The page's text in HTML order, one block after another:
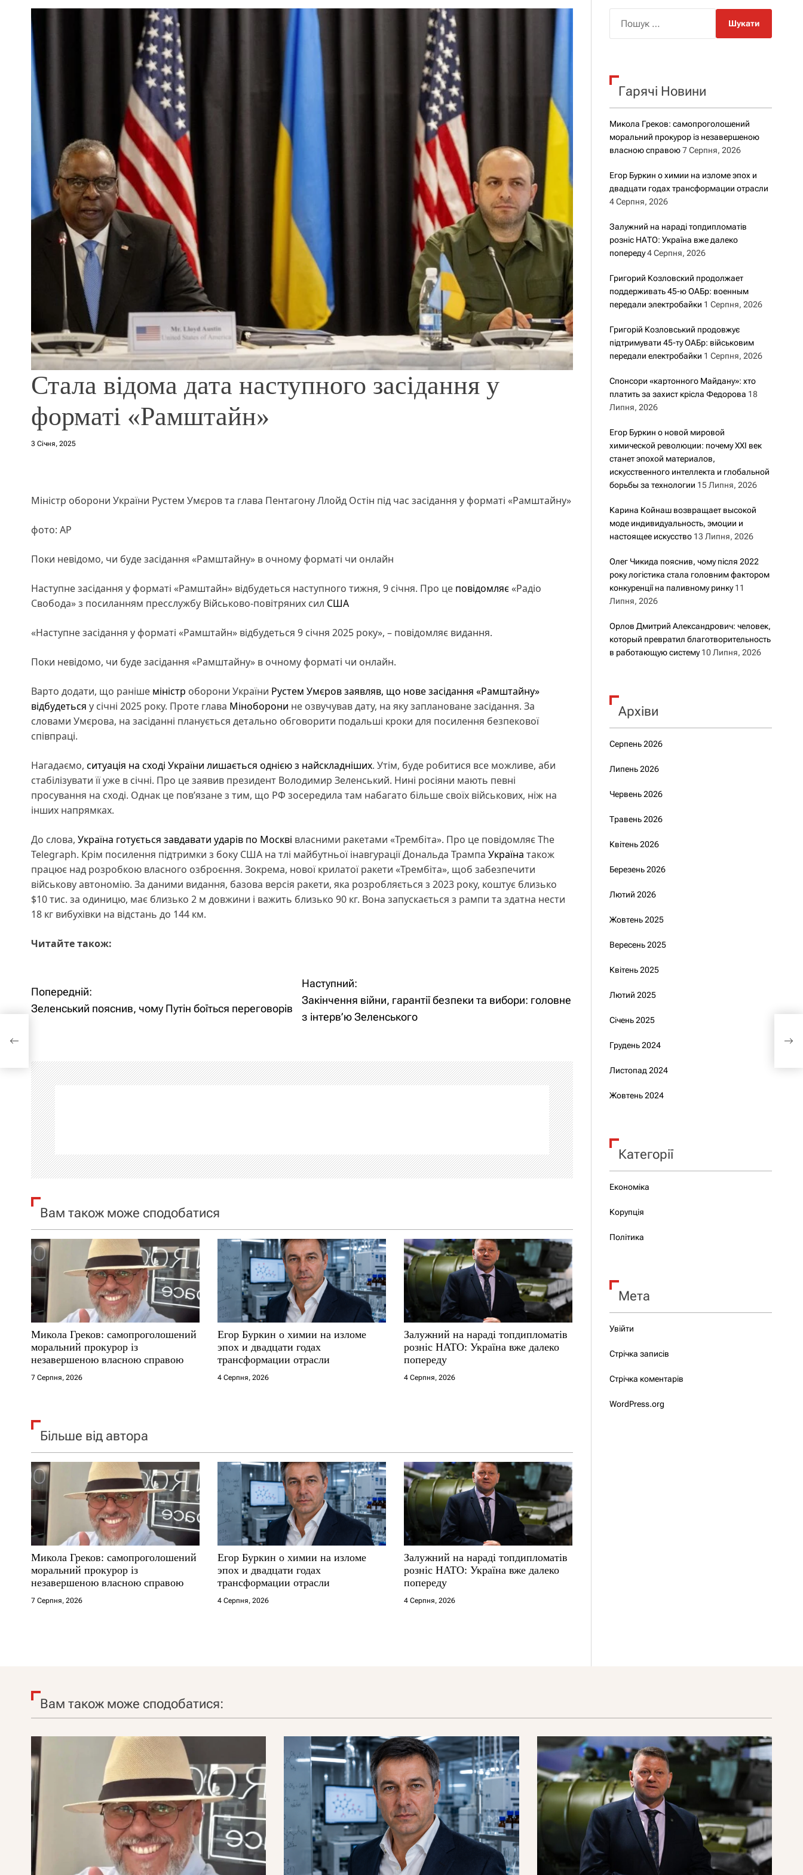
о
у
Стала відома дата наступного засідання у
форматі «Рамштайн»
3 Січня, 2025
Міністр оборони України Рустем Умєров та глава Пентагону Ллойд Остін під час засідання у форматі «Рамштайну»
фото: АР
Поки невідомо, чи буде засідання «Рамштайну» в очному форматі чи онлайн
Наступне засідання у форматі «Рамштайн» відбудеться наступного тижня, 9 січня. Про це повідомляє«Радіо
Свобода» з посиланням пресслужбу Військово-повітряних сил США
«Наступне засідання у форматі «Рамштайн» відбудеться 9 січня 2025 року», – повідомляє видання.
Поки невідомо, чи буде засідання «Рамштайну» в очному форматі чи онлайн.
Варто додати, що раніше міністр оборони України Рустем Умєров заявляв, що нове засідання «Рамштайну»
відбудеться у січні 2025 року. Проте глава Міноборони не озвучував дату, на яку заплановане засідання. За
словами Умєрова, на засіданні планується детально обговорити подальші кроки для посилення безпекової
співпраці.
Нагадаємо, ситуація на сході України лишається однією з найскладніших. Утім, буде робитися все можливе, аби
стабілізувати її уже в січні. Про це заявив президент Володимир Зеленський. Нині росіяни мають певні
просування на сході. Однак це пов’язане з тим, що РФ зосередила там набагато більше своїх військових, ніж на
інших напрямках.
До слова, Україна готується завдавати ударів по Москві власними ракетами «Трембіта». Про це повідомляє The
Telegraph. Крім посилення підтримки з боку США на тлі майбутньої інавгурації Дональда Трампа Україна також
працює над розробкою власного озброєння. Зокрема, нової крилатої ракети «Трембіта», щоб забезпечити
військову автономію. За даними видання, базова версія ракети, яка розробляється з 2023 року, коштує близько
$10 тис. за одиницю, має близько 2 м довжини і важить близько 90 кг. Вона запускається з рампи та здатна нести
18 кг вибухівки на відстань до 144 км.
Читайте також:
Н
а
і
г
а
ц
і
я
а
п
и
с
і
в
Попередній:
Зеленський пояснив, чому Путін боїться переговорів
Наступний:
Закінчення війни, гарантії безпеки та вибори: головне
з інтерв’ю Зеленського
Вам також може сподобатися
Микола Греков: самопроголошений
моральний прокурор із
незавершеною власною справою
7 Серпня, 2026
Егор Буркин о химии на изломе
эпох и двадцати годах
трансформации отрасли
4 Серпня, 2026
Залужний на нараді топдипломатів
розніс НАТО: Україна вже далеко
попереду
4 Серпня, 2026
Більше від автора
Микола Греков: самопроголошений
моральний прокурор із
незавершеною власною справою
7 Серпня, 2026
Егор Буркин о химии на изломе
эпох и двадцати годах
трансформации отрасли
4 Серпня, 2026
Залужний на нараді топдипломатів
розніс НАТО: Україна вже далеко
попереду
4 Серпня, 2026
к
Гарячі Новини
Микола Греков: самопроголошений
моральний прокурор із незавершеною
власною справою 7 Серпня, 2026
Егор Буркин о химии на изломе эпох и
двадцати годах трансформации отрасли
4 Серпня, 2026
Залужний на нараді топдипломатів
розніс НАТО: Україна вже далеко
попереду 4 Серпня, 2026
Григорий Козловский продолжает
поддерживать 45-ю ОАБр: военным
передали электробайки 1 Серпня, 2026
Григорій Козловський продовжує
підтримувати 45-ту ОАБр: військовим
передали електробайки 1 Серпня, 2026
Спонсори «картонного Майдану»: хто
платить за захист крісла Федорова 18
Липня, 2026
Егор Буркин о новой мировой
химической революции: почему XXI век
станет эпохой материалов,
искусственного интеллекта и глобальной
борьбы за технологии 15 Липня, 2026
Карина Койнаш возвращает высокой
моде индивидуальность, эмоции и
настоящее искусство 13 Липня, 2026
Олег Чикида пояснив, чому після 2022
року логістика стала головним фактором
конкуренції на паливному ринку 11
Липня, 2026
Орлов Дмитрий Александрович: человек,
который превратил благотворительность
в работающую систему 10 Липня, 2026
Архіви
Серпень 2026
Липень 2026
Червень 2026
Травень 2026
Квітень 2026
Березень 2026
Лютий 2026
Жовтень 2025
Вересень 2025
Квітень 2025
Лютий 2025
Січень 2025
Грудень 2024
Листопад 2024
Жовтень 2024
Категорії
Економіка
Корупція
Політика
Мета
Увійти
Стрічка записів
Стрічка коментарів
WordPress.org
та
Вам також може сподобатися: